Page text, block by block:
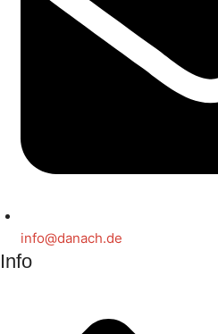
info@danach.de
Info